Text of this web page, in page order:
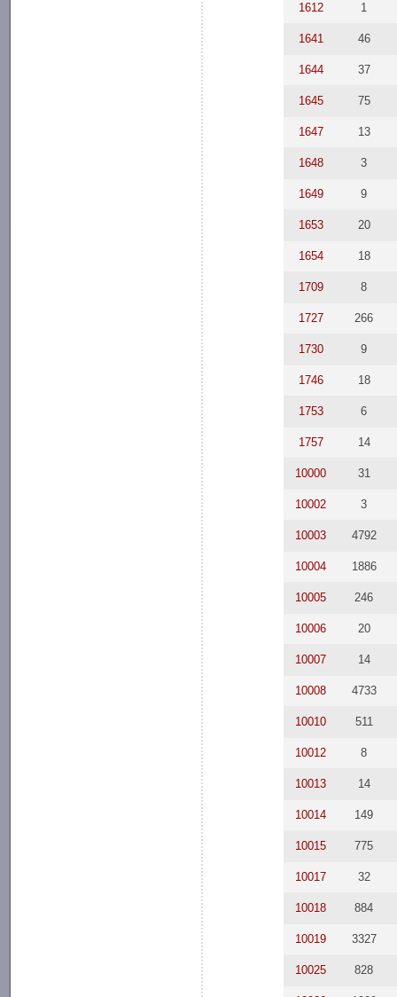
1612 1
1641 46
1644 37
1645 75
1647 13
1648 3
1649 9
1653 20
1654 18
1709 8
1727 266
1730 9
1746 18
1753 6
1757 14
10000 31
10002 3
10003 4792
10004 1886
10005 246
10006 20
10007 14
10008 4733
10010 511
10012 8
10013 14
10014 149
10015 775
10017 32
10018 884
10019 3327
10025 828